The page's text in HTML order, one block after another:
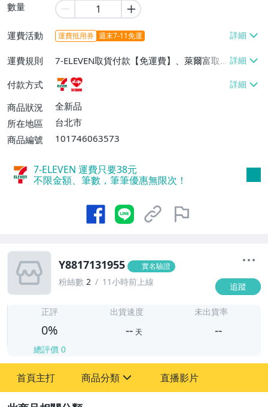
數量
運費活動 運費抵用券 週末7-11免運
運費規則
7-ELEVEN取貨付款【免運費】、萊爾富取
貨付款【免運費】
付款方式
商品狀況
全新品
所在地區
台北市
商品編號
101746063573
7-ELEVEN 運費只要38元
不限金額、筆數，筆筆優惠無限次！
Y8817131955 實名驗證
粉絲數 2 11小時前上線 追蹤
正評
0%
總評價 0
出貨速度
-- 天
未出貨率
--
首頁主打 商品分類 直播影片